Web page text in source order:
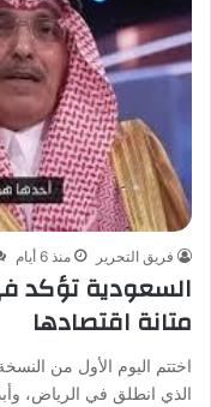
فريق التحرير منذ 6 أيام
السعودية تؤكد
متانة اقتصادها
اختتم اليوم الأول من
الذي انطلق في الرياض،